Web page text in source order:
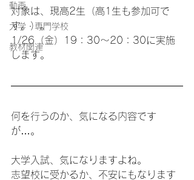
動画
大学・専門学校
教材関連
対象は、現高2生（高1生も参加可で
す。）。
1/26（金）19：30～20：30に実施
します。
何を行うのか、気になる内容です
が…。
大学入試、気になりますよね。
志望校に受かるか、不安にもなります